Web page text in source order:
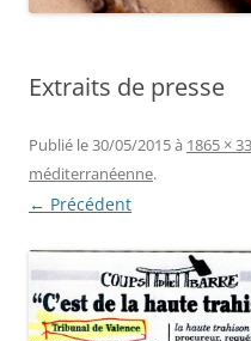
Extraits de presse
Publié le30/05/2015à 1865 ×
méditerranéenne.
← Précédent